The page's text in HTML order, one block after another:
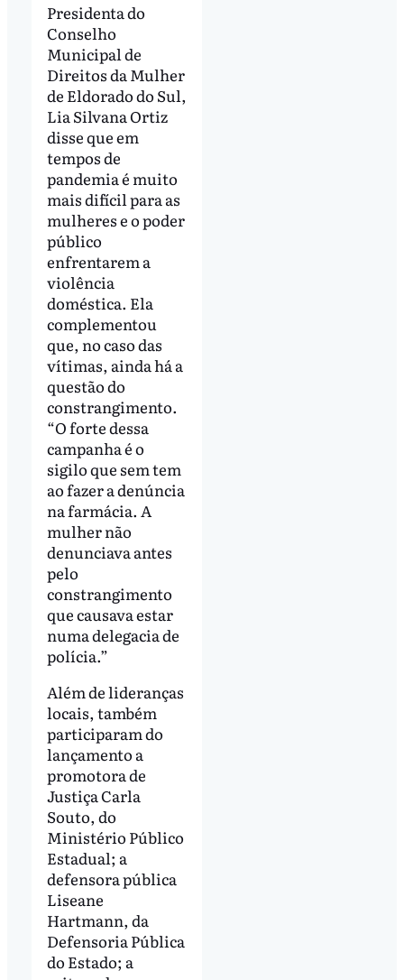
Presidenta do
Conselho
Municipal de
Direitos da Mulher
de Eldorado do Sul,
Lia Silvana Ortiz
disse que em
tempos de
pandemia é muito
mais difícil para as
mulheres e o poder
público
enfrentarem a
violência
doméstica. Ela
complementou
que, no caso das
vítimas, ainda há a
questão do
constrangimento.
“O forte dessa
campanha é o
sigilo que sem tem
ao fazer a denúncia
na farmácia. A
mulher não
denunciava antes
pelo
constrangimento
que causava estar
numa delegacia de
polícia.”
Além de lideranças
locais, também
participaram do
lançamento a
promotora de
Justiça Carla
Souto, do
Ministério Público
Estadual; a
defensora pública
Liseane
Hartmann, da
Defensoria Pública
do Estado; a